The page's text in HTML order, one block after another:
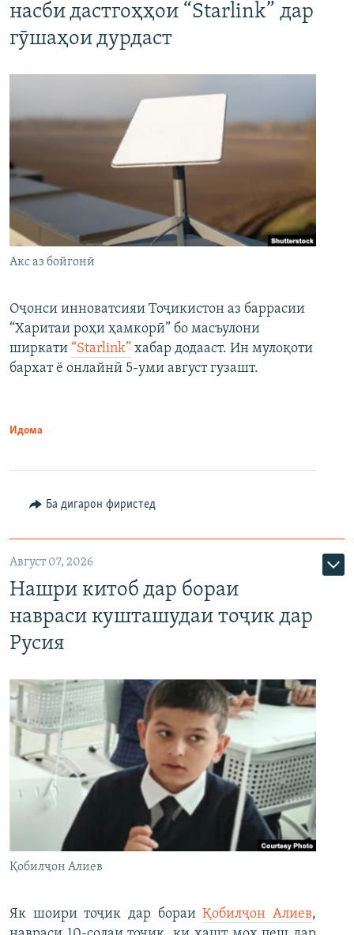
насби дастгоҳҳои “Starlink” дар
гӯшаҳои дурдаст
Акс аз бойгонӣ
Оҷонси инноватсияи Тоҷикистон аз баррасии
“Харитаи роҳи ҳамкорӣ” бо масъулони
ширкати “Starlink” хабар додааст. Ин мулоқоти
бархат ё онлайнӣ 5-уми август гузашт.
Идома
Ба дигарон фиристед
Август 07, 2026
Нашри китоб дар бораи
навраси кушташудаи тоҷик дар
Русия
Қобилҷон Алиев
Як шоири тоҷик дар бораиҚобилҷон Алиев,